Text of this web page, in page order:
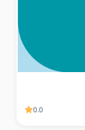
0.0